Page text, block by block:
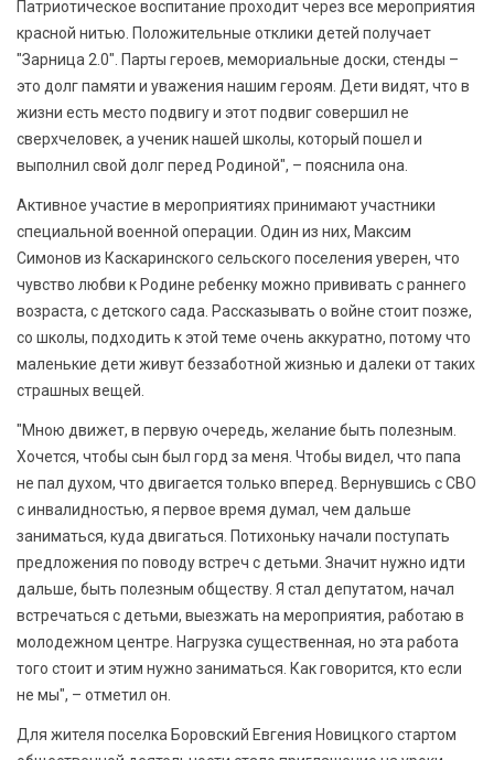
Патриотическое воспитание проходит через все мероприятия
красной нитью. Положительные отклики детей получает
"Зарница 2.0". Парты героев, мемориальные доски, стенды –
это долг памяти и уважения нашим героям. Дети видят, что в
жизни есть место подвигу и этот подвиг совершил не
сверхчеловек, а ученик нашей школы, который пошел и
выполнил свой долг перед Родиной", – пояснила она.
Активное участие в мероприятиях принимают участники
специальной военной операции. Один из них, Максим
Симонов из Каскаринского сельского поселения уверен, что
чувство любви к Родине ребенку можно прививать с раннего
возраста, с детского сада. Рассказывать о войне стоит позже,
со школы, подходить к этой теме очень аккуратно, потому что
маленькие дети живут беззаботной жизнью и далеки от таких
страшных вещей.
"Мною движет, в первую очередь, желание быть полезным.
Хочется, чтобы сын был горд за меня. Чтобы видел, что папа
не пал духом, что двигается только вперед. Вернувшись с СВО
с инвалидностью, я первое время думал, чем дальше
заниматься, куда двигаться. Потихоньку начали поступать
предложения по поводу встреч с детьми. Значит нужно идти
дальше, быть полезным обществу. Я стал депутатом, начал
встречаться с детьми, выезжать на мероприятия, работаю в
молодежном центре. Нагрузка существенная, но эта работа
того стоит и этим нужно заниматься. Как говорится, кто если
не мы", – отметил он.
Для жителя поселка Боровский Евгения Новицкого стартом